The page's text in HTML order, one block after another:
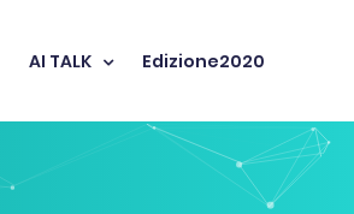
AI TALK Edizione2020